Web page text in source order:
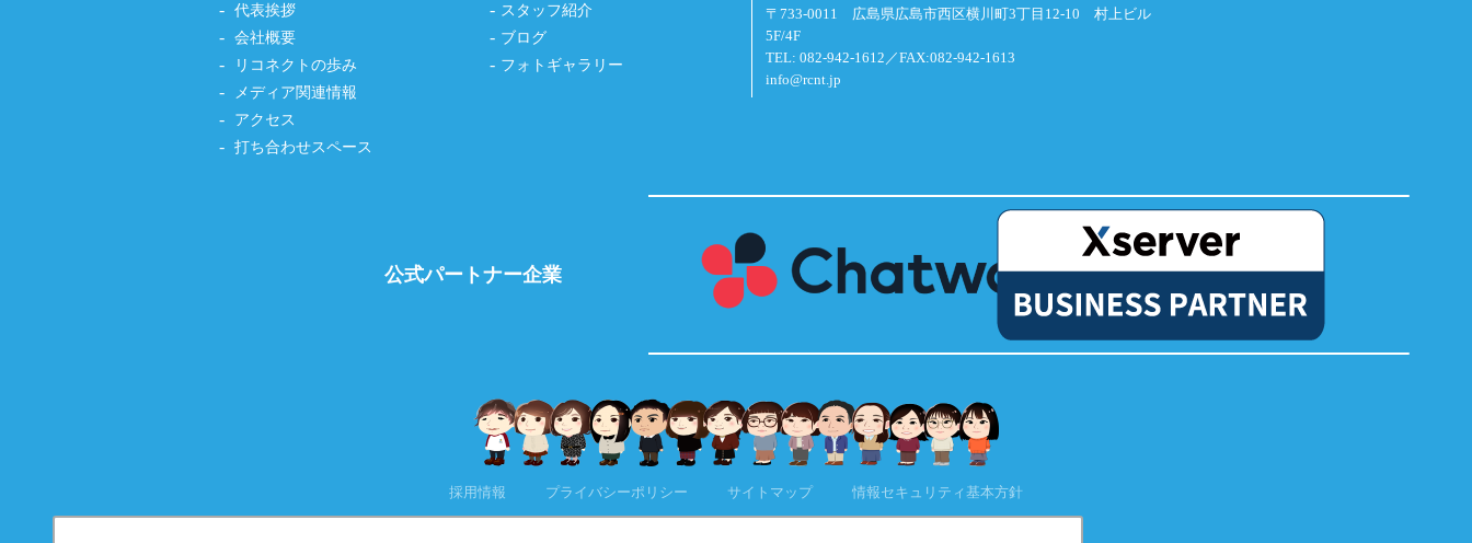
代表挨拶
会社概要
リコネクトの歩み
メディア関連情報
アクセス
打ち合わせスペース
スタッフ紹介
ブログ
フォトギャラリー
〒733-0011 広島県広島市西区横川町3丁目12-10 村上ビル
5F/4F
TEL: 082-942-1612／FAX:082-942-1613
info@rcnt.jp
公式パートナー企業
採用情報 プライバシーポリシー サイトマップ 情報セキュリティ基本方針